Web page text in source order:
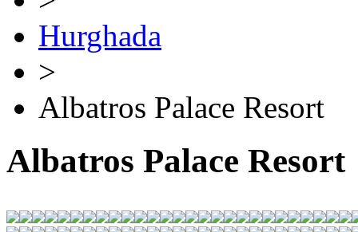
Hurghada
>
Albatros Palace Resort
Albatros Palace Resort